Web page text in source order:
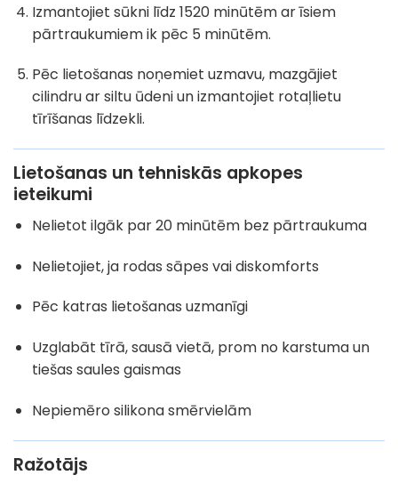
Izmantojiet sūkni līdz 1520 minūtēm ar īsiem
pārtraukumiem ik pēc 5 minūtēm.
Pēc lietošanas noņemiet uzmavu, mazgājiet
cilindru ar siltu ūdeni un izmantojiet rotaļlietu
tīrīšanas līdzekli.
Lietošanas un tehniskās apkopes
ieteikumi
Nelietot ilgāk par 20 minūtēm bez pārtraukuma
Nelietojiet, ja rodas sāpes vai diskomforts
Pēc katras lietošanas uzmanīgi
Uzglabāt tīrā, sausā vietā, prom no karstuma un
tiešas saules gaismas
Nepiemēro silikona smērvielām
Ražotājs